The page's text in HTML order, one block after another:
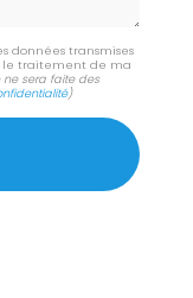
données transmises
le traitement de ma
sera faite des
)